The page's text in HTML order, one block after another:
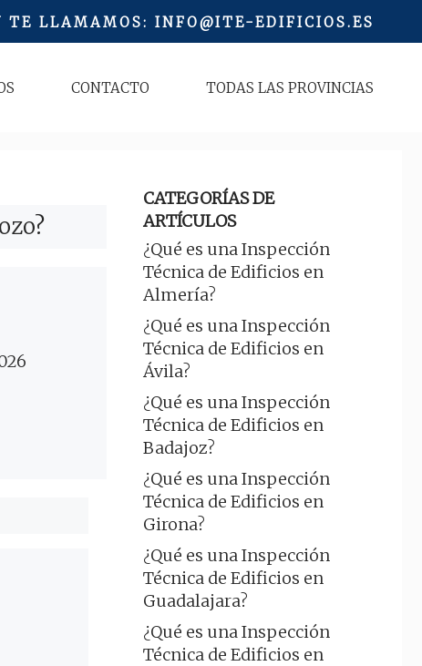
TE LLAMAMOS: INFO@ITE-EDIFICIOS.ES
CONTACTO TODAS LAS PROVINCIAS
CATEGORÍAS DE
ARTÍCULOS
¿Qué es una Inspección
Técnica de Edificios en
Almería?
¿Qué es una Inspección
Técnica de Edificios en
Ávila?
¿Qué es una Inspección
Técnica de Edificios en
Badajoz?
¿Qué es una Inspección
Técnica de Edificios en
Girona?
¿Qué es una Inspección
Técnica de Edificios en
Guadalajara?
¿Qué es una Inspección
Técnica de Edificios en